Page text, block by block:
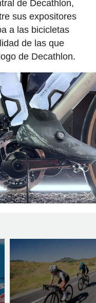
de Decathlon,
sus expositores
a las bicicletas
de las que
de Decathlon.